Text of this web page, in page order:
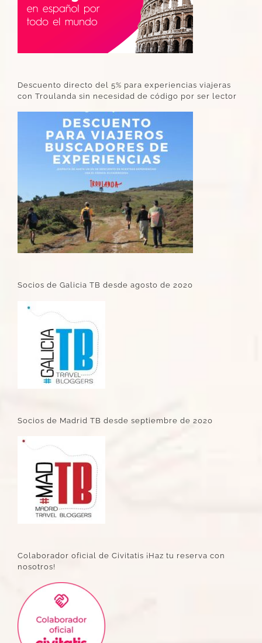
Descuento directo del 5% para experiencias viajeras
con Troulanda sin necesidad de código por ser lector
Socios de Galicia TB desde agosto de 2020
Socios de Madrid TB desde septiembre de 2020
Colaborador oficial de Civitatis ¡Haz tu reserva con
nosotros!